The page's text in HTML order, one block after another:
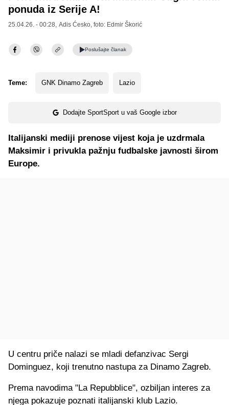
ponuda iz Serije A!
25.04.26. - 00:28, Adis Ćesko , foto: Edmir Škorić
Poslušajte članak
Teme: GNK Dinamo Zagreb Lazio
Dodajte SportSport u vaš Google izbor
Italijanski mediji prenose vijest koja je uzdrmala
Maksimir i privukla pažnju fudbalske javnosti širom
Europe.
U centru priče nalazi se mladi defanzivac Sergi
Dominguez, koji trenutno nastupa za Dinamo Zagreb.
Prema navodima "La Repubblice", ozbiljan interes za
njega pokazuje poznati italijanski klub Lazio.